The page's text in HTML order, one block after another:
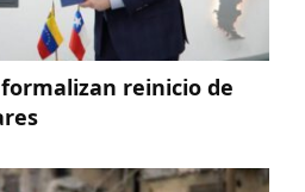
reinicio de